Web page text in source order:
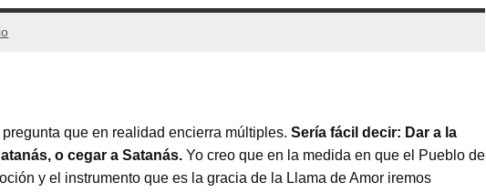
que en realidad encierra múltiples. Sería fácil decir: Dar a la
o cegar a Satanás.Yo creo que en la medida en que el Pueblo de
y el instrumento que es la gracia de la Llama de Amor iremos